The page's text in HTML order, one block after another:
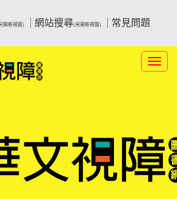
開新視窗) 網站搜尋(另開新視窗)
常見問題